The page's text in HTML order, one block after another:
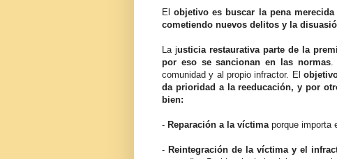
Elobjetivo es buscar la pena
cometiendo nuevos delitos y la
La justicia restaurativa parte de la
por eso se sancionan en las normas.
comunidad y al propio infractor. El
da prioridad a la reeducación, y por
bien:
- Reparación a la víctimaporque importa
- Reintegración de la víctima y el